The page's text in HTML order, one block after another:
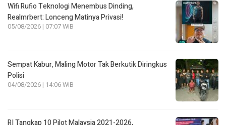
Wifi Rufio Teknologi Menembus Dinding,
Realmrbert: Lonceng Matinya Privasi!
05/08/2026 | 07:07 WIB
Sempat Kabur, Maling Motor Tak Berkutik Diringkus
Polisi
04/08/2026 | 14:06 WIB
RI Tangkap 10 Pilot Malaysia 2021-2026,